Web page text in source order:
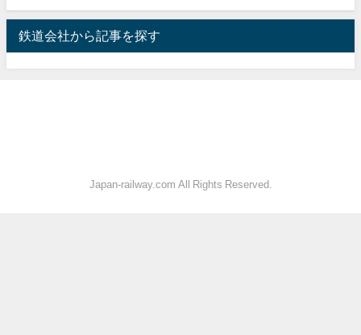
鉄道会社から記事を探す
Japan-railway.com All Rights Reserved.